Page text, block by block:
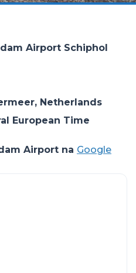
Airport Schiphol
Netherlands
European Time
Airport na Google